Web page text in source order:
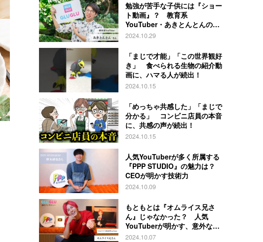
勉強が苦手な子供には『ショー
ト動画』？ 教育系
YouTuber・あきとんとんの戦
略とは
2024.10.29
「まじで才能」「この世界観好
き」 食べられる生物の紹介動
画に、ハマる人が続出！
2024.10.15
「めっちゃ共感した」「まじで
分かる」 コンビニ店員の本音
に、共感の声が続出！
2024.10.15
人気YouTuberが多く所属する
『PPP STUDIO』の魅力は？
CEOが明かす技術力
2024.10.09
もともとは『オムライス兄さ
ん』じゃなかった？ 人気
YouTuberが明かす、意外な過
去とは
2024.10.07